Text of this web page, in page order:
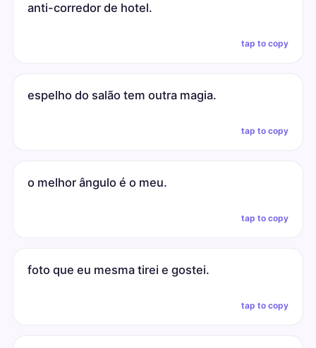
anti-corredor de hotel.
tap to copy
espelho do salão tem outra magia.
tap to copy
o melhor ângulo é o meu.
tap to copy
foto que eu mesma tirei e gostei.
tap to copy